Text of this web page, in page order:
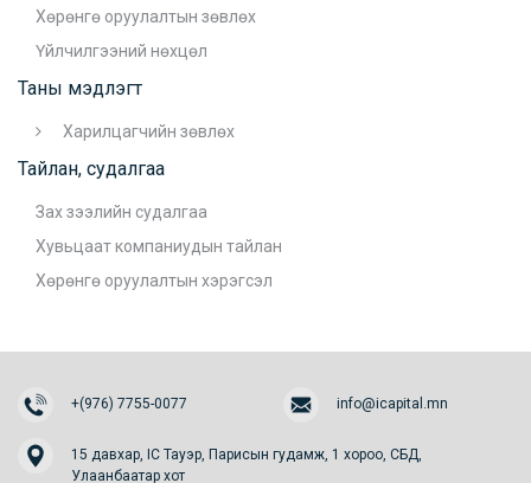
Хөрөнгө оруулалтын зөвлөх
Үйлчилгээний нөхцөл
Таны мэдлэгт
Харилцагчийн зөвлөх
Тайлан, судалгаа
Зах зээлийн судалгаа
Хувьцаат компаниудын тайлан
Хөрөнгө оруулалтын хэрэгсэл
+(976) 7755-0077 info@icapital.mn
15 давхар, IC Тауэр, Парисын гудамж, 1 хороо, СБД,
Улаанбаатар хот